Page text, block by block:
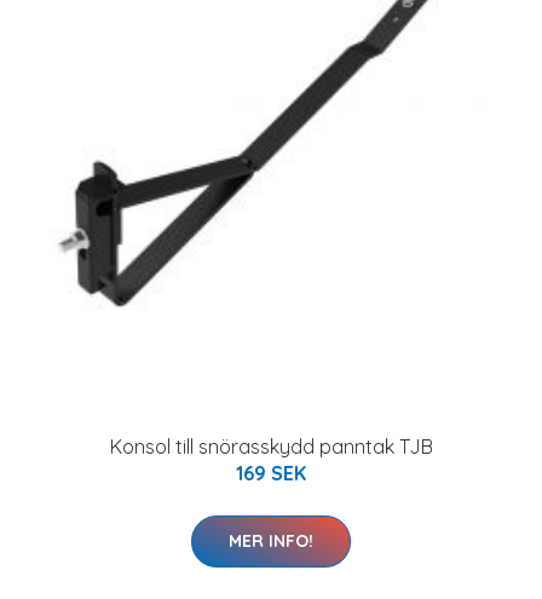
Konsol till snörasskydd panntak TJB
169 SEK
MER INFO!